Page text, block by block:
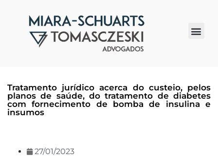
Tratamento jurídico acerca do custeio, pelos
planos de saúde, do tratamento de diabetes
com fornecimento de bomba de insulina e
insumos
27/01/2023